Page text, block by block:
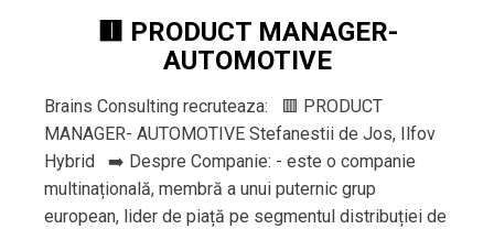
🟥 PRODUCT MANAGER-
AUTOMOTIVE
Brains Consulting recruteaza: 🟥 PRODUCT
MANAGER- AUTOMOTIVE Stefanestii de Jos, Ilfov
Hybrid ➡️ Despre Companie: - este o companie
multinațională, membră a unui puternic grup
european, lider de piață pe segmentul distribuției de